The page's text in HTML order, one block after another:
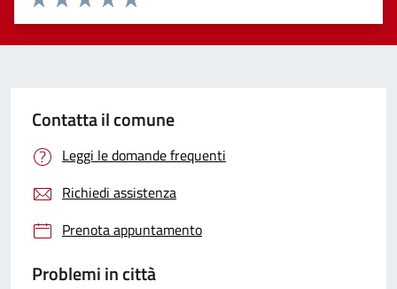
Valuta 5 stelle su 5
Valuta 4 stelle su 5
Valuta 3 stelle su 5
Valuta 2 stelle su 5
Valuta 1 stelle su 5
Contatta il comune
Leggi le domande frequenti
Richiedi assistenza
Prenota appuntamento
Problemi in città